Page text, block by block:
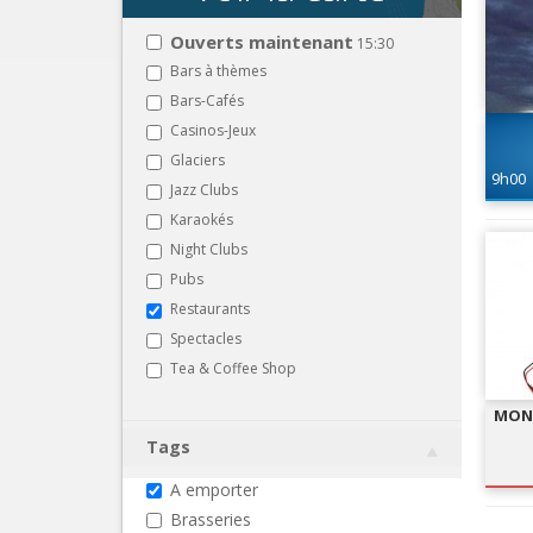
Ouverts maintenant 15:30
Bars à thèmes
Bars-Cafés
Casinos-Jeux
Glaciers
Jazz Clubs
Karaokés
Night Clubs
Pubs
Restaurants
Spectacles
Tea & Coffee Shop
Tags
A emporter
Brasseries
9h00